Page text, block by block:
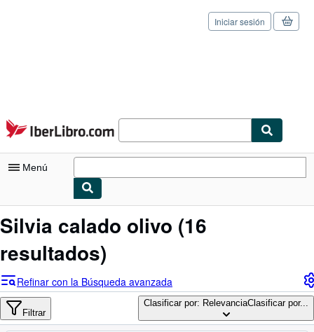
Pasar al contenido principal
IberLibro.com
Iniciar sesión
Menú
Mi cuenta
Búsqueda avanzada
Colecciones
Silvia calado olivo (16
resultados)
Refinar con la Búsqueda avanzada
Filtrar
Clasificar por: RelevanciaClasificar por...